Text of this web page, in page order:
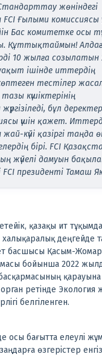
жөніндегі
Ғылыми комиссиясы
Бас комитетке осы
Құттықтаймын!
10 жылға
ішінде иттердің
тестілер
күшіктерінің
бұл
үшін қажет.
күйі қазіргі таңда
бірі. FCI
жүйелі дамуын
президенті Тамаш
қазақы ит
деңгейде
басшысы Қасым-
бойынша 2022
ретінде Экология
белгіленген.
осы бағытта елеулі
өзгерістер